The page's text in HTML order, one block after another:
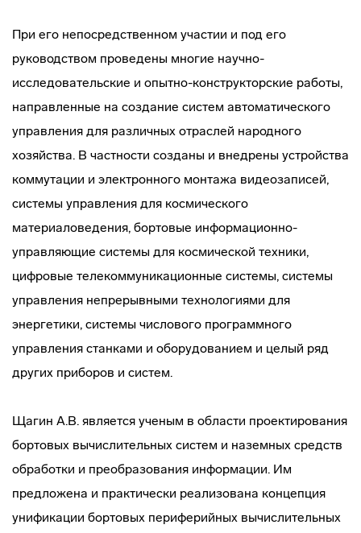
При его непосредственном участии и под его
руководством проведены многие научно-
исследовательские и опытно-конструкторские работы,
направленные на создание систем автоматического
управления для различных отраслей народного
хозяйства. В частности созданы и внедрены устройства
коммутации и электронного монтажа видеозаписей,
системы управления для космического
материаловедения, бортовые информационно-
управляющие системы для космической техники,
цифровые телекоммуникационные системы, системы
управления непрерывными технологиями для
энергетики, системы числового программного
управления станками и оборудованием и целый ряд
других приборов и систем.
Щагин А.В. является ученым в области проектирования
бортовых вычислительных систем и наземных средств
обработки и преобразования информации. Им
предложена и практически реализована концепция
унификации бортовых периферийных вычислительных